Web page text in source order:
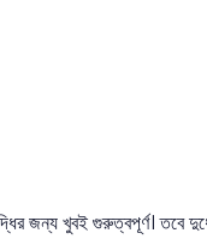
জন্য খুবই গুরুত্বপূর্ণ। তবে